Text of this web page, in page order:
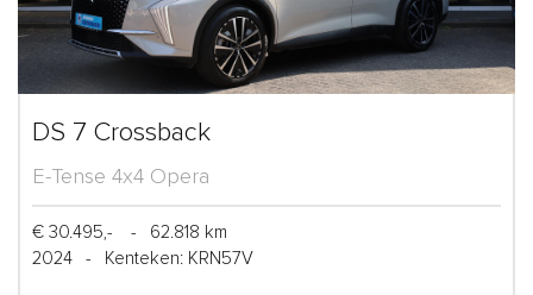
DS 7 Crossback
E-Tense 4x4 Opera
€ 30.495,- -
62.818 km
2024
- Kenteken: KRN57V